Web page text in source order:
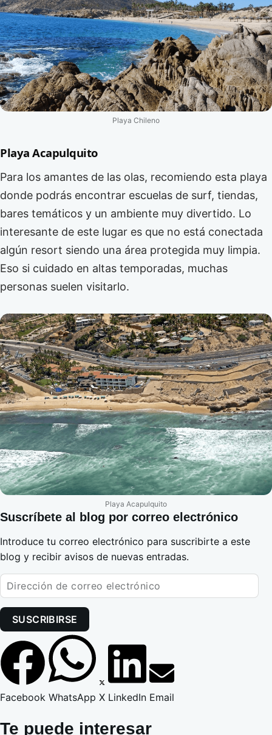
Playa Chileno
Playa Acapulquito
Para los amantes de las olas, recomiendo esta playa
donde podrás encontrar escuelas de surf, tiendas,
bares temáticos y un ambiente muy divertido. Lo
interesante de este lugar es que no está conectada
algún resort siendo una área protegida muy limpia.
Eso si cuidado en altas temporadas, muchas
personas suelen visitarlo.
Playa Acapulquito
Suscríbete al blog por correo electrónico
Introduce tu correo electrónico para suscribirte a este
blog y recibir avisos de nuevas entradas.
SUSCRIBIRSE
Facebook WhatsApp X LinkedIn Email
Te puede interesar